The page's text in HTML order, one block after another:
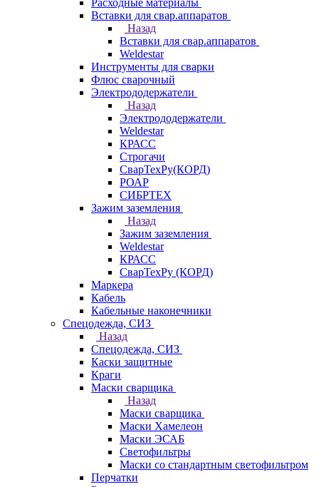
Расходные материалы
Вставки для свар.аппаратов
Назад
Вставки для свар.аппаратов
Weldestar
Инструменты для сварки
Флюс сварочный
Электрододержатели
Назад
Электрододержатели
Weldestar
КРАСС
Строгачи
СварТехРу(КОРД)
РОАР
СИБРТЕХ
Зажим заземления
Назад
Зажим заземления
Weldestar
КРАСС
СварТехРу (КОРД)
Маркера
Кабель
Кабельные наконечники
Спецодежда, СИЗ
Назад
Спецодежда, СИЗ
Каски защитные
Краги
Маски сварщика
Назад
Маски сварщика
Маски Хамелеон
Маски ЭСАБ
Светофильтры
Маски со стандартным светофильтром
Перчатки